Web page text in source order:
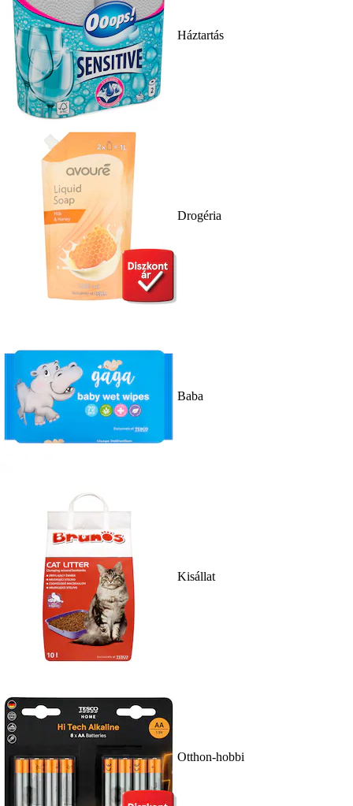
Háztartás
Drogéria
Baba
Kisállat
Otthon-hobbi